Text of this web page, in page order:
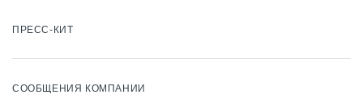
ПРЕСС-КИТ
СООБЩЕНИЯ КОМПАНИИ